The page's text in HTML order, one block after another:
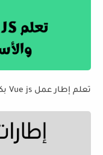
تعلم إطار عمل Vue js بكل سهولة خطوة بخطوة